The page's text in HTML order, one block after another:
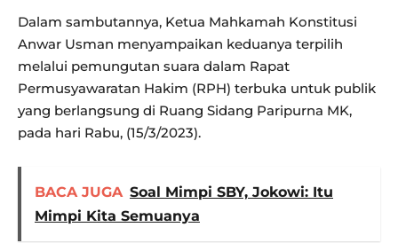
Dalam sambutannya, Ketua Mahkamah Konstitusi
Anwar Usman menyampaikan keduanya terpilih
melalui pemungutan suara dalam Rapat
Permusyawaratan Hakim (RPH) terbuka untuk publik
yang berlangsung di Ruang Sidang Paripurna MK,
pada hari Rabu, (15/3/2023).
BACA JUGA Soal Mimpi SBY, Jokowi: Itu
Mimpi Kita Semuanya